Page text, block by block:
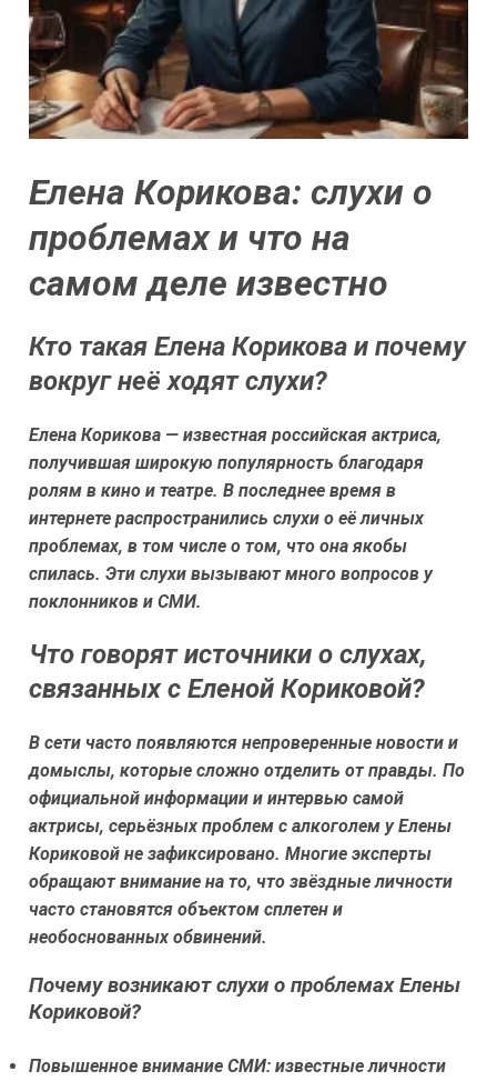
Елена Корикова: слухи о
проблемах и что на
самом деле известно
Кто такая Елена Корикова и почему
вокруг неё ходят слухи?
Елена Корикова — известная российская актриса,
получившая широкую популярность благодаря
ролям в кино и театре. В последнее время в
интернете распространились слухи о её личных
проблемах, в том числе о том, что она якобы
спилась. Эти слухи вызывают много вопросов у
поклонников и СМИ.
Что говорят источники о слухах,
связанных с Еленой Кориковой?
В сети часто появляются непроверенные новости и
домыслы, которые сложно отделить от правды. По
официальной информации и интервью самой
актрисы, серьёзных проблем с алкоголем у Елены
Кориковой не зафиксировано. Многие эксперты
обращают внимание на то, что звёздные личности
часто становятся объектом сплетен и
необоснованных обвинений.
Почему возникают слухи о проблемах Елены
Кориковой?
Повышенное внимание СМИ: известные личности